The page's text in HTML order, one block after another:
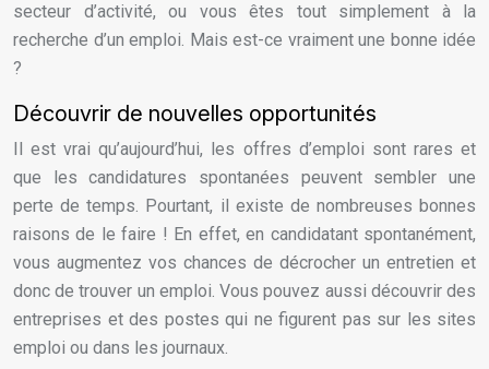
secteur d’activité, ou vous êtes tout simplement à la
recherche d’un emploi. Mais est-ce vraiment une bonne idée
?
Découvrir de nouvelles opportunités
Il est vrai qu’aujourd’hui, les offres d’emploi sont rares et
que les candidatures spontanées peuvent sembler une
perte de temps. Pourtant, il existe de nombreuses bonnes
raisons de le faire ! En effet, en candidatant spontanément,
vous augmentez vos chances de décrocher un entretien et
donc de trouver un emploi. Vous pouvez aussi découvrir des
entreprises et des postes qui ne figurent pas sur les sites
emploi ou dans les journaux.